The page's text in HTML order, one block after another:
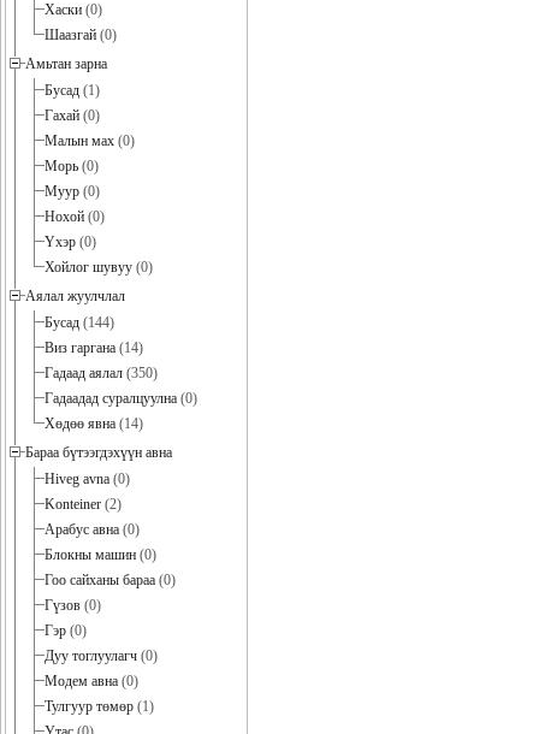
Хаски (0)
Шаазгай (0)
Амьтан зарна
Бусад (1)
Гахай (0)
Малын мах (0)
Морь (0)
Муур (0)
Нохой (0)
Үхэр (0)
Хойлог шувуу (0)
Аялал жуулчлал
Бусад (144)
Виз гаргана (14)
Гадаад аялал (350)
Гадаадад суралцуулна (0)
Хөдөө явна (14)
Бараа бүтээгдэхүүн авна
Hiveg avna (0)
Konteiner (2)
Арабус авна (0)
Блокны машин (0)
Гоо сайханы бараа (0)
Гүзов (0)
Гэр (0)
Дуу тоглуулагч (0)
Модем авна (0)
Тулгуур төмөр (1)